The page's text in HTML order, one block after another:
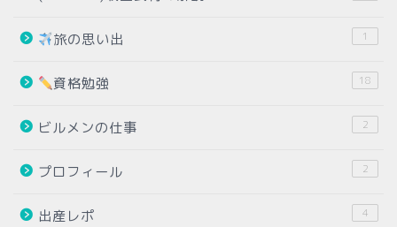
旅の思い出 1
資格勉強 18
ビルメンの仕事 2
プロフィール 2
出産レポ 4